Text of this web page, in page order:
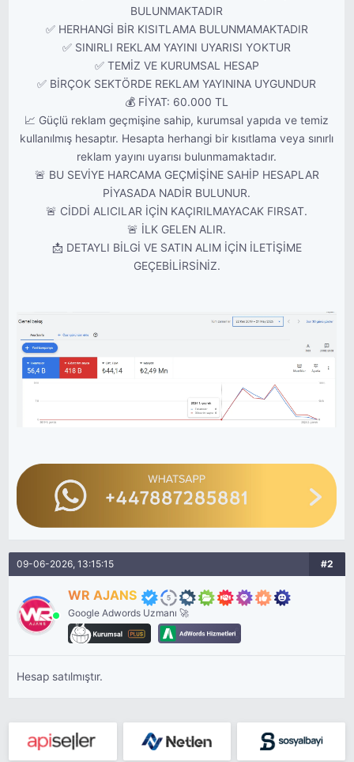
BULUNMAKTADIR
✅ HERHANGİ BİR KISITLAMA BULUNMAMAKTADIR
✅ SINIRLI REKLAM YAYINI UYARISI YOKTUR
✅ TEMİZ VE KURUMSAL HESAP
✅ BİRÇOK SEKTÖRDE REKLAM YAYININA UYGUNDUR
💰 FİYAT: 60.000 TL
📈 Güçlü reklam geçmişine sahip, kurumsal yapıda ve temiz
kullanılmış hesaptır. Hesapta herhangi bir kısıtlama veya sınırlı
reklam yayını uyarısı bulunmamaktadır.
🚨 BU SEVİYE HARCAMA GEÇMİŞİNE SAHİP HESAPLAR
PİYASADA NADİR BULUNUR.
🚨 CİDDİ ALICILAR İÇİN KAÇIRILMAYACAK FIRSAT.
🚨 İLK GELEN ALIR.
📩 DETAYLI BİLGİ VE SATIN ALIM İÇİN İLETİŞİME
GEÇEBİLİRSİNİZ.
09-06-2026, 13:15:15 #2
WR AJANS
Google Adwords Uzmanı 🚀
Hesap satılmıştır.